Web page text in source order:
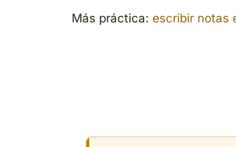
Más práctica: escribir notas